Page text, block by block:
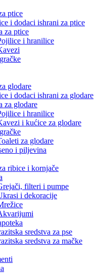
ptice
i dodaci ishrani za ptice
za ptice
i hranilice
glodare
i dodaci ishrani za glodare
za glodare
i hranilice
i kućice za glodare
za glodare
i piljevina
ribice i kornjače
filteri i pumpe
i dekoracije
sredstva za pse
sredstva za mačke